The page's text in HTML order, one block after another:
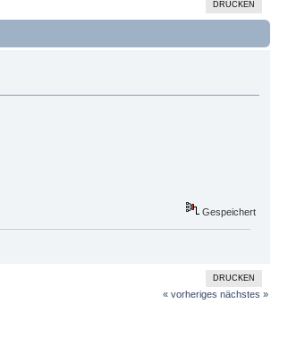
DRUCKEN
Gespeichert
DRUCKEN
« vorheriges nächstes »